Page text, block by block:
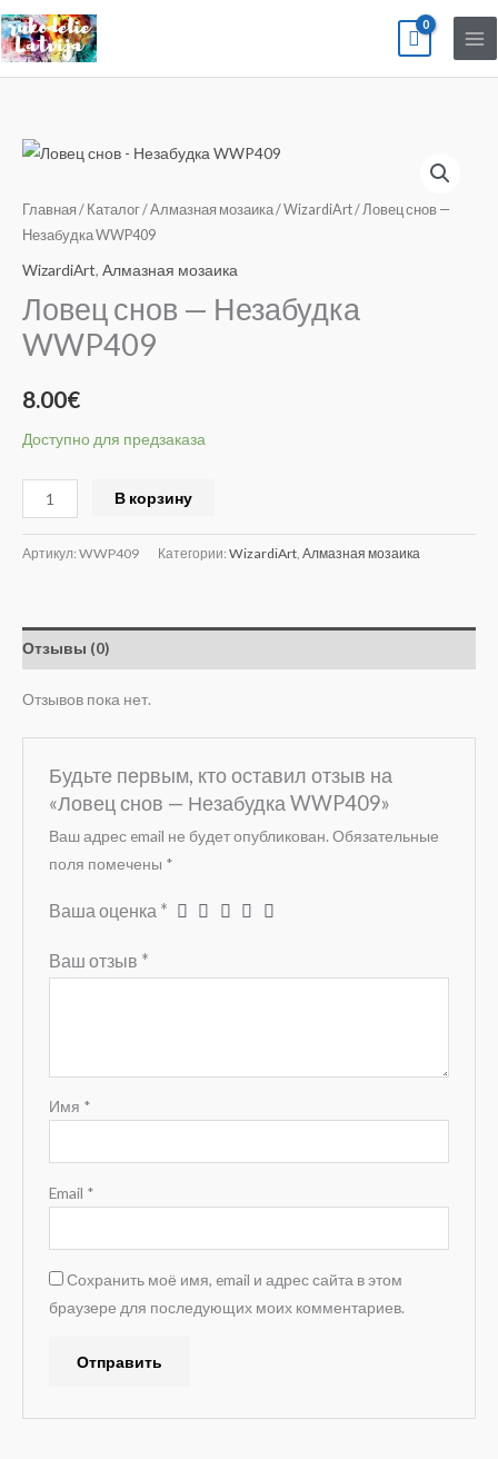
Перейти
к
содержимому
Главная / Каталог/Алмазная мозаика/WizardiArt/ Ловец снов —
Незабудка WWP409
WizardiArt, Алмазная мозаика
Ловец снов — Незабудка
WWP409
8.00€
Доступно для предзаказа
Количество
Ловец
снов
-
WWP409
В корзину
Артикул: WWP409 Категории: WizardiArt Алмазная мозаика
Отзывы (0)
Отзывов пока нет.
Будьте первым, кто оставил отзыв на
«Ловец снов — Незабудка WWP409»
Ваш адрес email не будет опубликован. Обязательные
поля помечены *
Ваша оценка *
Ваш отзыв *
Имя *
Email *
Сохранить моё имя, email и адрес сайта в этом
браузере для последующих моих комментариев.